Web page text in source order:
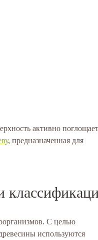
активно поглощает
, предназначенная для
C целью
используются